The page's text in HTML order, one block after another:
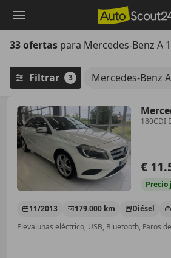
principal
33 ofertas para Mercedes-Benz A
Filtrar 3 Mercedes-Benz
180CDI
€
Precio
11/2013 179.000 km Diésel